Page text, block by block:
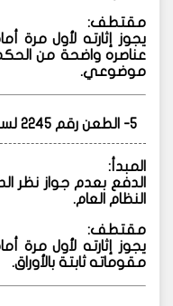
مقتطف:
يجوز إثارته لأول
عناصره واضحة من
موضوعي.
5- الطعن رقم 2245 لسنة 38 ق – جلسة 24/3/1969
المبدأ:
الدفع بعدم جواز نظر
النظام العام.
مقتطف:
يجوز إثارته لأول
مقوماته ثابتة بالأوراق.